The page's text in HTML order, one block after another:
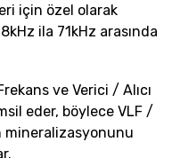
için özel olarak
ila 71kHz arasında
ve Verici / Alıcı
eder, böylece VLF /
mineralizasyonunu